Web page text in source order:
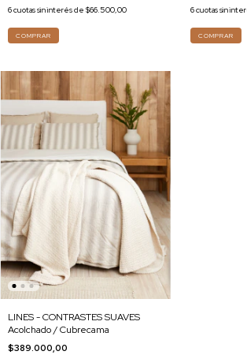
6cuotas sin interés de $66.500,00
COMPRAR
6cuotas sin
COMPRAR
LINES - CONTRASTES SUAVES
Acolchado / Cubrecama
$389.000,00